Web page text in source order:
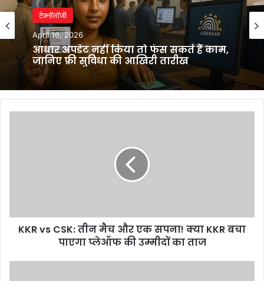
टेक्नॉलॉजी
April 16, 2026
आधार अपडेट नहीं किया तो फंस सकते हैं काम,
जानिए फ्री सुविधा की आखिरी तारीख
क्या
KKRKKR vs CSK: तीन मैच और एक सपना! क्या KKR बचा
पाएगा प्लेऑफ की उम्मीदों का ताज